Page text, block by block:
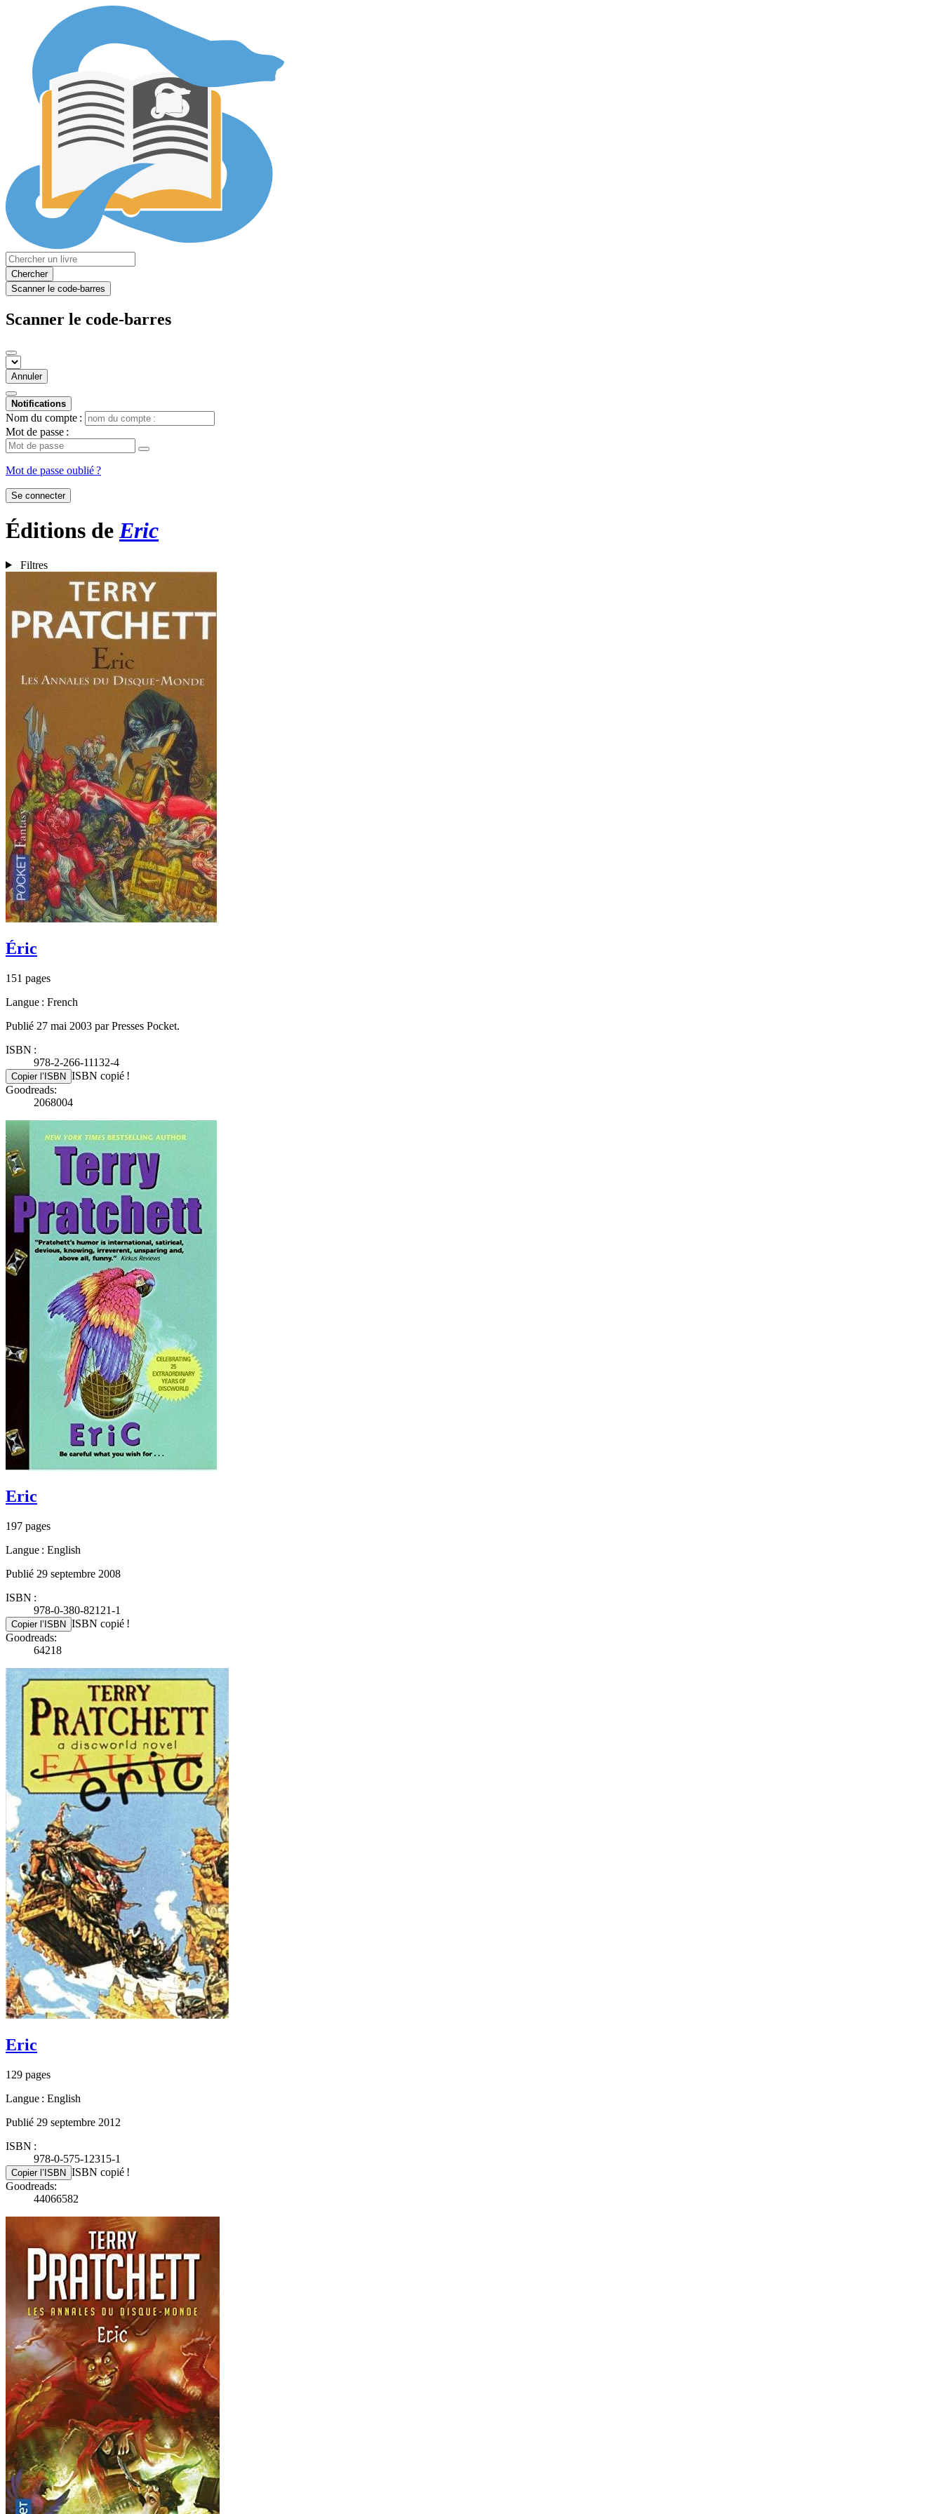
Chercher
Scanner le code-barres
Scanner le code-barres
Annuler
Notifications
Nom du compte :
Mot de passe :
Mot de passe oublié ?
Se connecter
Éditions deEric
Filtres
Éric
151 pages
Langue : French
Publié 27 mai 2003 par Presses Pocket.
ISBN :
978-2-266-11132-4
Copier l’ISBN ISBN copié !
Goodreads:
2068004
Eric
197 pages
Langue : English
Publié 29 septembre 2008
ISBN :
978-0-380-82121-1
Copier l’ISBN ISBN copié !
Goodreads:
64218
Eric
129 pages
Langue : English
Publié 29 septembre 2012
ISBN :
978-0-575-12315-1
Copier l’ISBN ISBN copié !
Goodreads:
44066582